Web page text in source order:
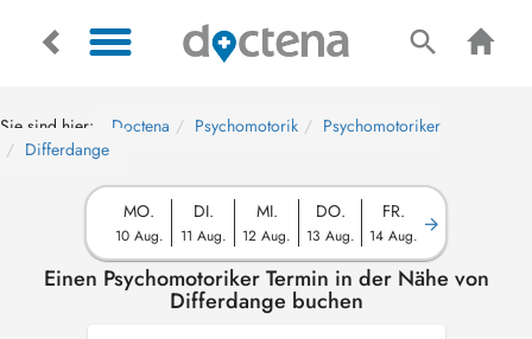
Sie sind hier: Doctena Psychomotorik
Psychomotoriker
Differdange
MO.
10 Aug.
DI.
11 Aug.
MI.
12 Aug.
DO.
13 Aug.
FR.
14 Aug.
Einen Psychomotoriker Termin in der Nähe von
Differdange buchen